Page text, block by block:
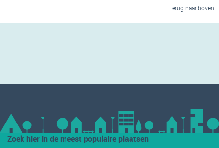
Terug naar boven
Zoek hier in de meest populaire plaatsen